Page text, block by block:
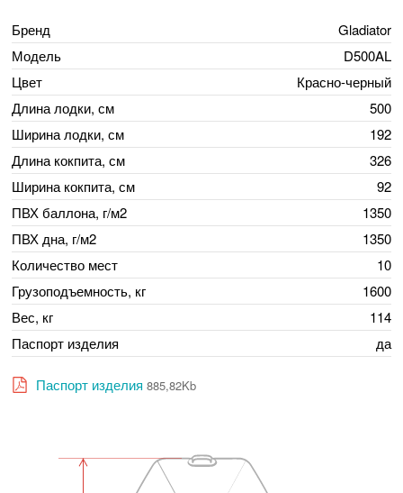
Бренд
Gladiator
Модель
D500AL
Цвет
Красно-черный
Длина лодки, см
500
Ширина лодки, см
192
Длина кокпита, см
326
Ширина кокпита, см
92
ПВХ баллона, г/м2
1350
ПВХ дна, г/м2
1350
Количество мест
10
Грузоподъемность, кг
1600
Вес, кг
114
Паспорт изделия
да
Паспорт изделия 885,82Kb